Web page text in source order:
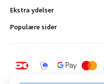
Ekstra ydelser
Populære sider